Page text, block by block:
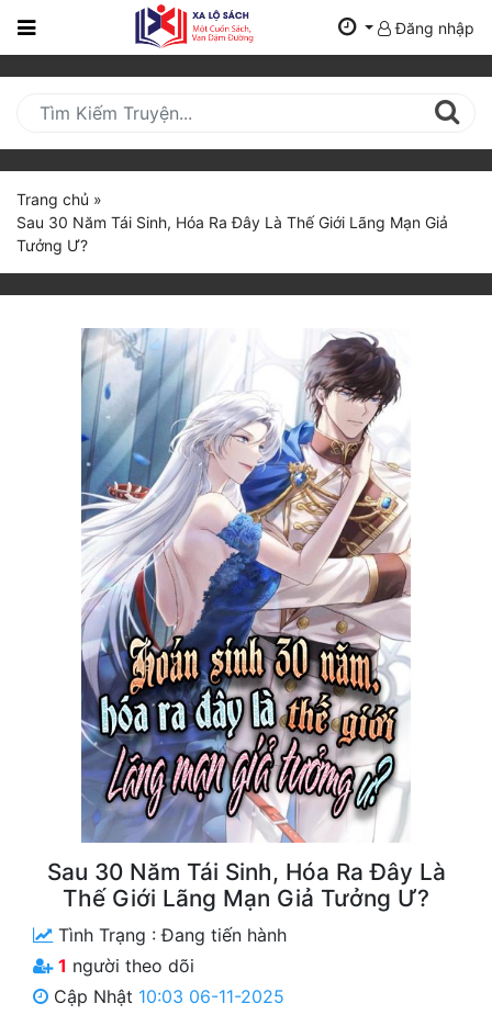
Trang
Mới
Cập
Nhật
(current)
BXH
Truyện Mới Ra
Hoàn Thành
Truyện Convert
Truyện Dịch
Truyện Nhập Môn
Truyện ngắn
Cung Đấu
Cổ Tiên Hiệp
Cổ Đại
Đăng nhập
Trang chủ »
Sau 30 Năm Tái Sinh, Hóa Ra Đây Là Thế Giới Lãng Mạn Giả
Tưởng Ư?
Sau 30 Năm Tái Sinh, Hóa Ra Đây Là
Thế Giới Lãng Mạn Giả Tưởng Ư?
Tình Trạng :Đang tiến hành
1 người theo dõi
Cập Nhật 10:03 06-11-2025